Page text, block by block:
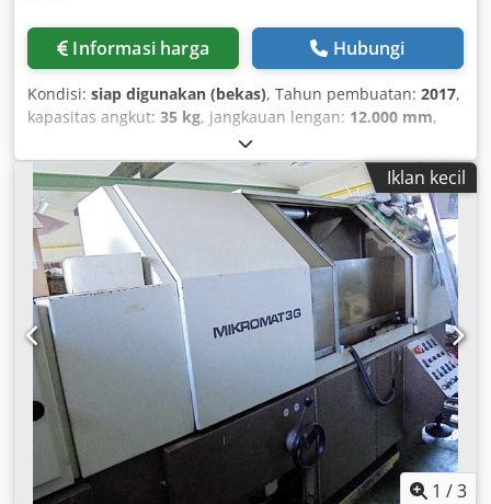
Informasi harga Hubungi
Kondisi: siap digunakan (bekas), Tahun pembuatan: 2017,
kapasitas angkut: 35 kg, jangkauan lengan: 12.000 mm,
FANUC, model controller:
A05B-2255-C101#EGN, jumlah sumbu:6, Robot FANUC
M20iA 35M enam sumbu ini diproduksi pada tahun 2017.
Robot ini memiliki kapasitas angkut maksimum 35 kg serta
jangkauan 1813 mm, ideal untuk tugas-tugas yang
membutuhkan presisi dan kekuatan. Pertimbangkan untuk
membeli lengan robot FANUC M20iA 35M ini. Hubungi
kami untuk informasi lebih lanjut. Chedpfx Aex D Nr Usk
Tea
Iklan kecil
1 /3